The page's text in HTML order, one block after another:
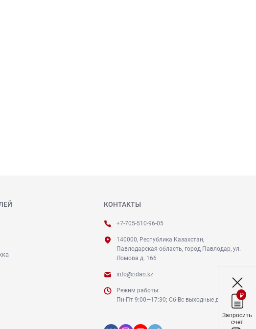
КОНТАКТЫ
+7-705-510-96-05
140000, Республика Казахстан,
Павлодарская область, город Павлодар, ул.
Ломова д. 166
info@ridan.kz
Режим работы:
Пн-Пт 9:00—17:30; Сб-Вс выходные дни
₽
Запросить
счет